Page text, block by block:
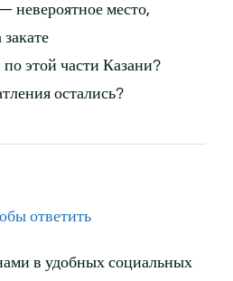
место,
этой части Казани?
остались?
ответить
в удобных социальных